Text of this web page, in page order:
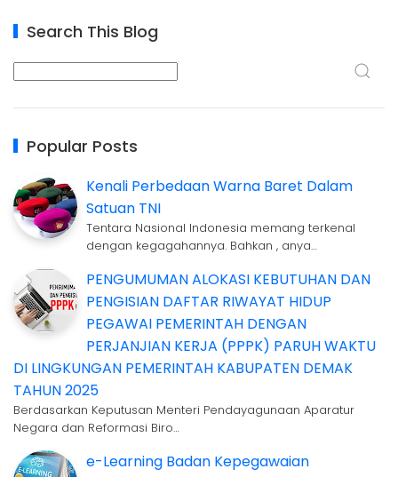
Search This Blog
Popular Posts
Kenali Perbedaan Warna Baret Dalam
Satuan TNI
Tentara Nasional Indonesia memang terkenal
dengan kegagahannya. Bahkan , anya…
PENGUMUMAN ALOKASI KEBUTUHAN DAN
PENGISIAN DAFTAR RIWAYAT HIDUP
PEGAWAI PEMERINTAH DENGAN
PERJANJIAN KERJA (PPPK) PARUH WAKTU
DI LINGKUNGAN PEMERINTAH KABUPATEN DEMAK
TAHUN 2025
Berdasarkan Keputusan Menteri Pendayagunaan Aparatur
Negara dan Reformasi Biro…
e-Learning Badan Kepegawaian